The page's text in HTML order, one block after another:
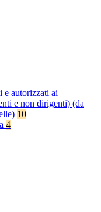
e autorizzati ai
e non dirigenti) (da
10
4